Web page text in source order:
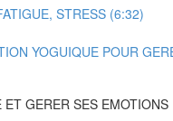
STRESS (6:32)
YOGUIQUE POUR
ET GERER SES EMOTIONS